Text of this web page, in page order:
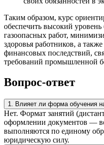
Таким образом, курс
обеспечить высокий
газоопасных работ,
здоровья работников, а
финансовых последствий,
требований промышленной
Вопрос-ответ
1. Влияет ли форма обучения
Нет. Формат занятий
оформлении документов —
выполняются по единому
юридическую силу.